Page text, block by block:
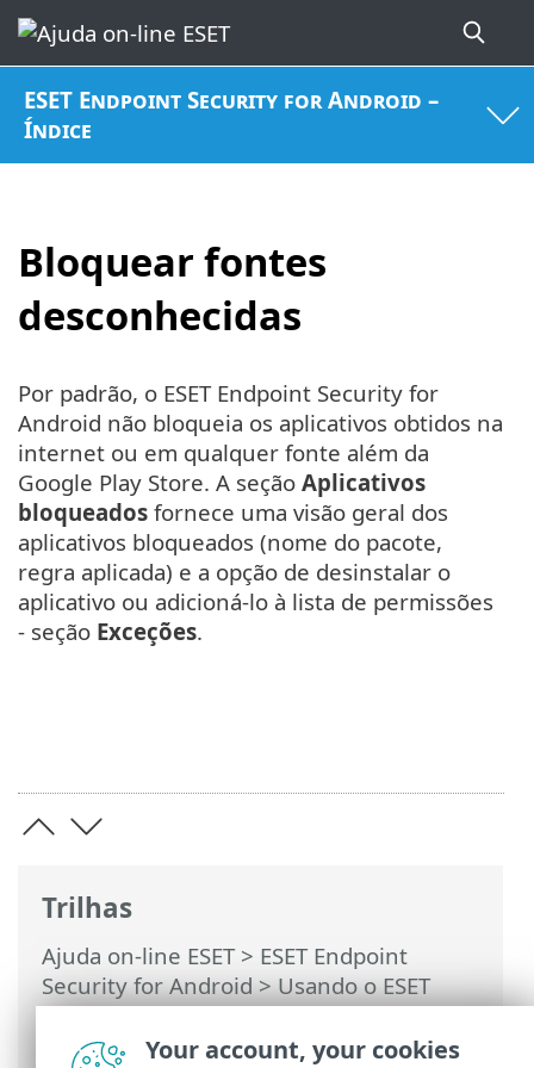
ESET Endpoint Security for Android –
Índice
Bloquear fontes
desconhecidas
Trilhas
Ajuda on-line ESET> ESET Endpoint
Security for Android>Usando o ESET
Endpoint Security for Android >Controle
de aplicações> Regra de bloqueio>
Por padrão, o ESET Endpoint Security for
Android não bloqueia os aplicativos obtidos na
internet ou em qualquer fonte além da
Google Play Store. A seção Aplicativos
bloqueados fornece uma visão geral dos
aplicativos bloqueados (nome do pacote,
regra aplicada) e a opção de desinstalar o
aplicativo ou adicioná-lo à lista de permissões
- seção Exceções.
Your account, your cookies